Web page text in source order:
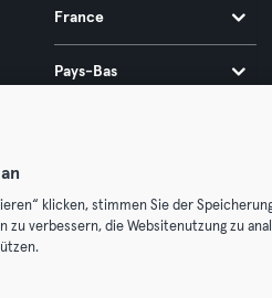
France
Pays-Bas
reserved.
klicken, stimmen Sie der
zu verbessern, die Websitenutzung zu